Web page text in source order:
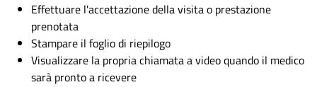
Effettuare l'accettazione della visita o prestazione
prenotata
Stampare il foglio di riepilogo
Visualizzare la propria chiamata a video quando il medico
sarà pronto a ricevere